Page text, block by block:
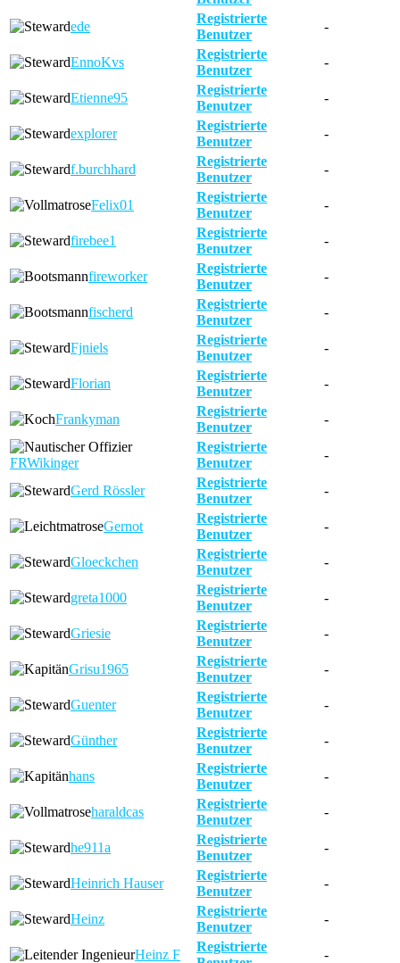
ede
Registrierte
Benutzer
-
EnnoKvs
Registrierte
Benutzer
-
Etienne95
Registrierte
Benutzer
-
explorer
Registrierte
Benutzer
-
f.burchhard
Registrierte
Benutzer
-
Felix01
Registrierte
Benutzer
-
firebee1
Registrierte
Benutzer
-
fireworker
Registrierte
Benutzer
-
fischerd
Registrierte
Benutzer
-
Fjniels
Registrierte
Benutzer
-
Florian
Registrierte
Benutzer
-
Frankyman
Registrierte
Benutzer
-
FRWikinger
Registrierte
Benutzer
-
Gerd Rössler
Registrierte
Benutzer
-
Gernot
Registrierte
Benutzer
-
Gloeckchen
Registrierte
Benutzer
-
greta1000
Registrierte
Benutzer
-
Griesie
Registrierte
Benutzer
-
Grisu1965
Registrierte
Benutzer
-
Guenter
Registrierte
Benutzer
-
Günther
Registrierte
Benutzer
-
hans
Registrierte
Benutzer
-
haraldcas
Registrierte
Benutzer
-
he911a
Registrierte
Benutzer
-
Heinrich Hauser
Registrierte
Benutzer
-
Heinz
Registrierte
Benutzer
-
Heinz F
Registrierte
-